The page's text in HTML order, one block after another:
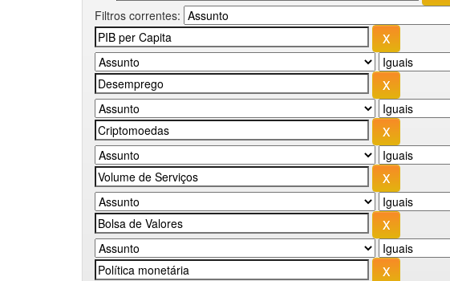
Filtros correntes: